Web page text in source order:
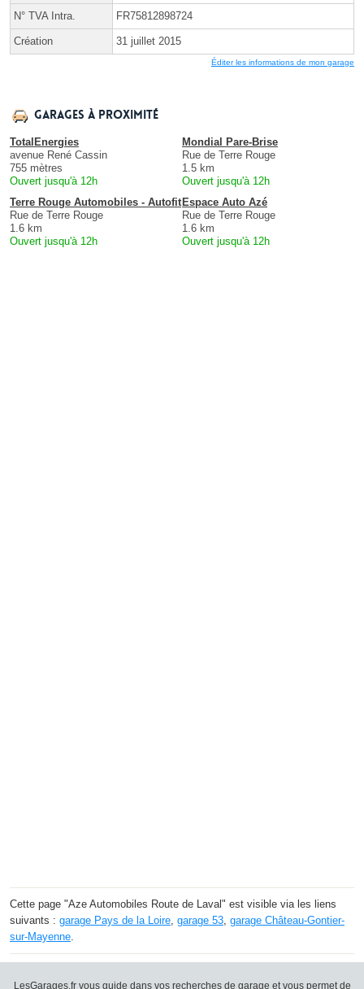
N° TVA Intra. FR75812898724
Création 31 juillet 2015
Éditer les informations de mon garage
Garages à proximité
TotalEnergies
avenue René Cassin
755 mètres
Ouvert jusqu'à 12h
Mondial Pare-Brise
Rue de Terre Rouge
1.5 km
Ouvert jusqu'à 12h
Terre Rouge Automobiles - Autofit
Rue de Terre Rouge
1.6 km
Ouvert jusqu'à 12h
Espace Auto Azé
Rue de Terre Rouge
1.6 km
Ouvert jusqu'à 12h
Cette page "Aze Automobiles Route de Laval" est visible via les liens
suivants : garage Pays de la Loire garage 53 garage Château-Gontier-
sur-Mayenne
LesGarages.fr vous guide dans vos recherches de garage et vous permet de